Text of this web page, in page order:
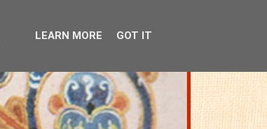
LEARN MORE GOT IT